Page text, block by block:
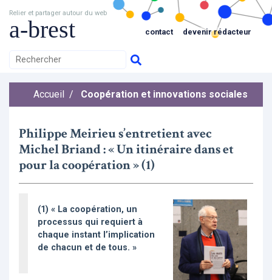
Relier et partager autour du web
a-brest contact devenir rédacteur
Accueil / Coopération et innovations sociales
Philippe Meirieu s’entretient avec
Michel Briand : « Un itinéraire dans et
pour la coopération » (1)
(1) « La coopération, un
processus qui requiert à
chaque instant l’implication
de chacun et de tous. »